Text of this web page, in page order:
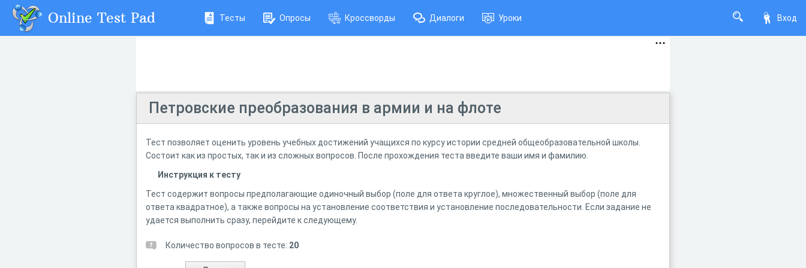
Вход
Online Test Pad Тесты Опросы Кроссворды Диалоги Уроки
Петровские преобразования в армии и на флоте
Тест позволяет оценить уровень учебных достижений учащихся по курсу истории средней общеобразовательной школы.
Состоит как из простых, так и из сложных вопросов. После прохождения теста введите ваши имя и фамилию.
Инструкция к тесту
Тест содержит вопросы предполагающие одиночный выбор (поле для ответа круглое), множественный выбор (поле для
ответа квадратное), а также вопросы на установление соответствия и установление последовательности. Если задание не
удается выполнить сразу, перейдите к следующему.
Количество вопросов в тесте: 20